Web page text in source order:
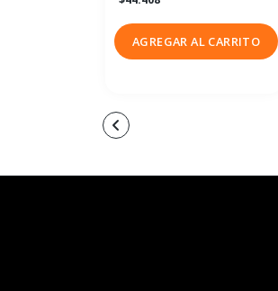
AGREGAR AL CARRITO